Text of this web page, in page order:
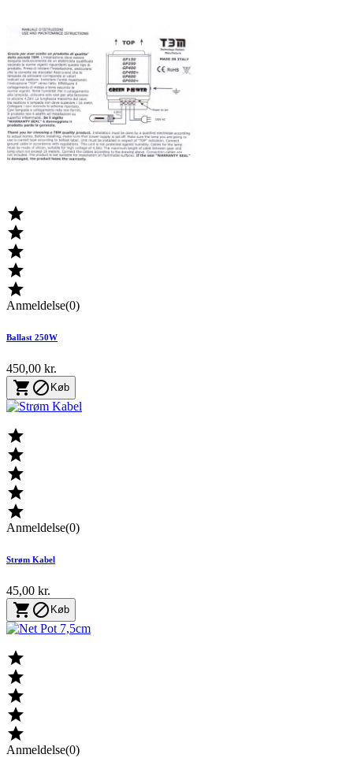





Anmeldelse(0)
Ballast 250W
450,00 kr.
  Køb





Anmeldelse(0)
Strøm Kabel
45,00 kr.
  Køb





Anmeldelse(0)